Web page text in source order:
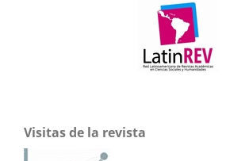
Visitas de la revista